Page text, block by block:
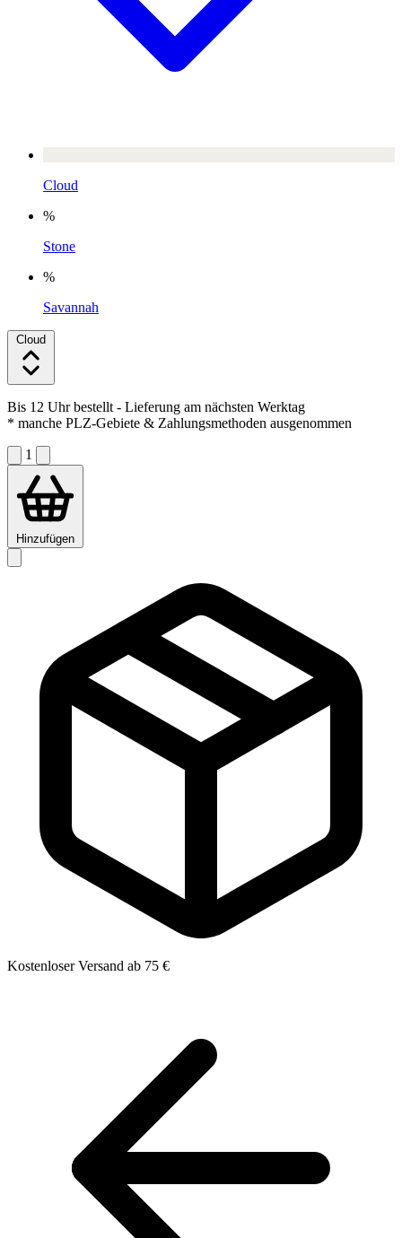
Cloud
%
Stone
%
Savannah
Cloud
Bis 12 Uhr bestellt - Lieferung am nächsten Werktag
* manche PLZ-Gebiete & Zahlungsmethoden ausgenommen
1
Hinzufügen
Kostenloser Versand ab 75 €